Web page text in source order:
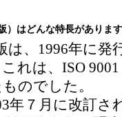
）はどんな特長がありま
は、1996年に
これは、ISO
のでした。
年７月に改訂さ